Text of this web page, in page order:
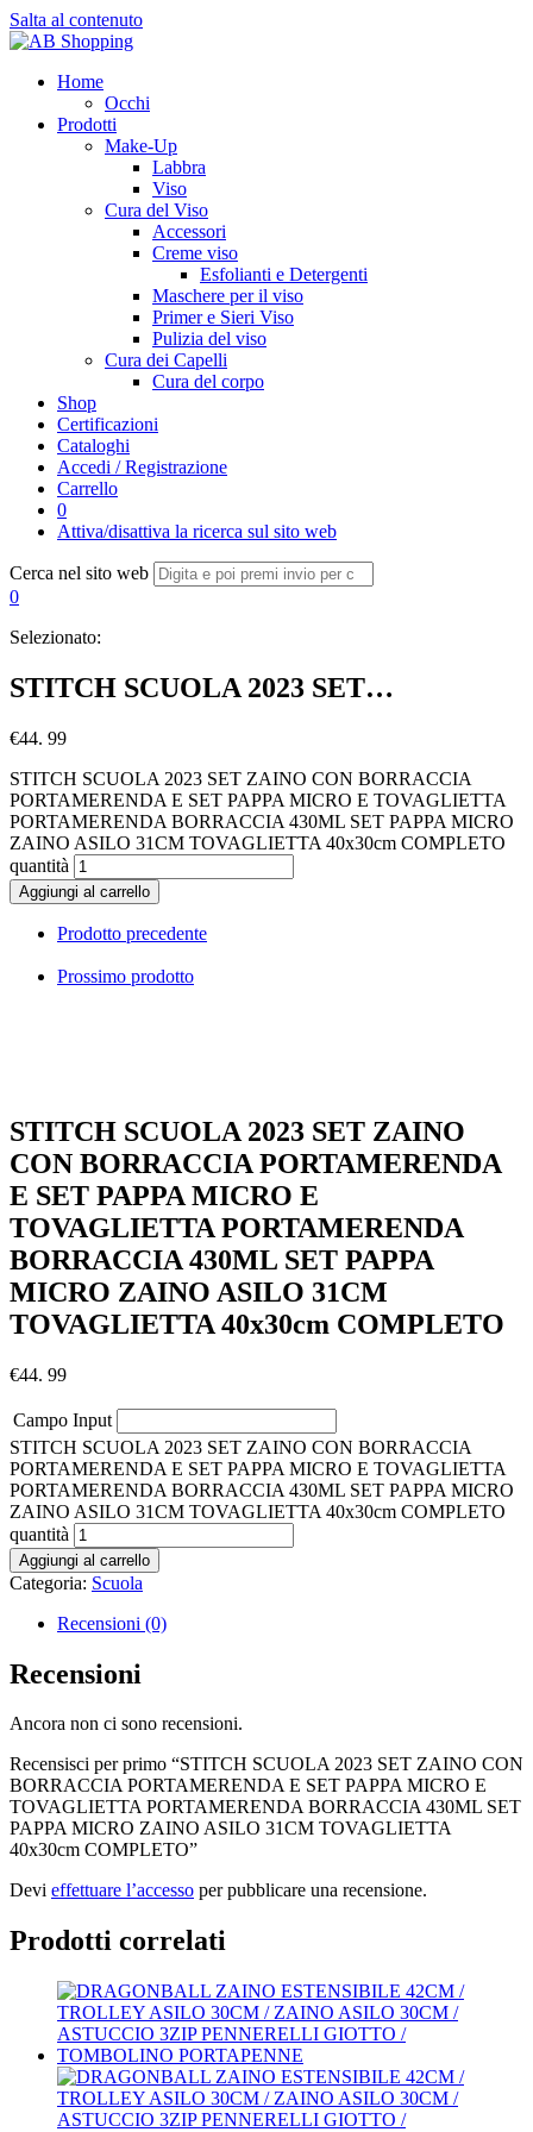
Salta al contenuto
Home
Occhi
Prodotti
Make-Up
Labbra
Viso
Cura del Viso
Accessori
Creme viso
Esfolianti e Detergenti
Maschere per il viso
Primer e Sieri Viso
Pulizia del viso
Cura dei Capelli
Cura del corpo
Shop
Certificazioni
Cataloghi
Accedi / Registrazione
Carrello
0
Attiva/disattiva la ricerca sul sito web
Cerca nel sito web
0
Selezionato:
STITCH SCUOLA 2023 SET…
€44. 99
STITCH SCUOLA 2023 SET ZAINO CON BORRACCIA
PORTAMERENDA E SET PAPPA MICRO E TOVAGLIETTA
PORTAMERENDA BORRACCIA 430ML SET PAPPA MICRO
ZAINO ASILO 31CM TOVAGLIETTA 40x30cm COMPLETO
quantità
Aggiungi al carrello
Prodotto precedente
Prossimo prodotto
STITCH SCUOLA 2023 SET ZAINO
CON BORRACCIA PORTAMERENDA
E SET PAPPA MICRO E
TOVAGLIETTA PORTAMERENDA
BORRACCIA 430ML SET PAPPA
MICRO ZAINO ASILO 31CM
TOVAGLIETTA 40x30cm COMPLETO
€44. 99
Campo Input
STITCH SCUOLA 2023 SET ZAINO CON BORRACCIA
PORTAMERENDA E SET PAPPA MICRO E TOVAGLIETTA
PORTAMERENDA BORRACCIA 430ML SET PAPPA MICRO
ZAINO ASILO 31CM TOVAGLIETTA 40x30cm COMPLETO
quantità
Aggiungi al carrello
Categoria: Scuola
Recensioni (0)
Recensioni
Ancora non ci sono recensioni.
Recensisci per primo “STITCH SCUOLA 2023 SET ZAINO CON
BORRACCIA PORTAMERENDA E SET PAPPA MICRO E
TOVAGLIETTA PORTAMERENDA BORRACCIA 430ML SET
PAPPA MICRO ZAINO ASILO 31CM TOVAGLIETTA
40x30cm COMPLETO”
Devi effettuare l’accesso per pubblicare una recensione.
Prodotti correlati